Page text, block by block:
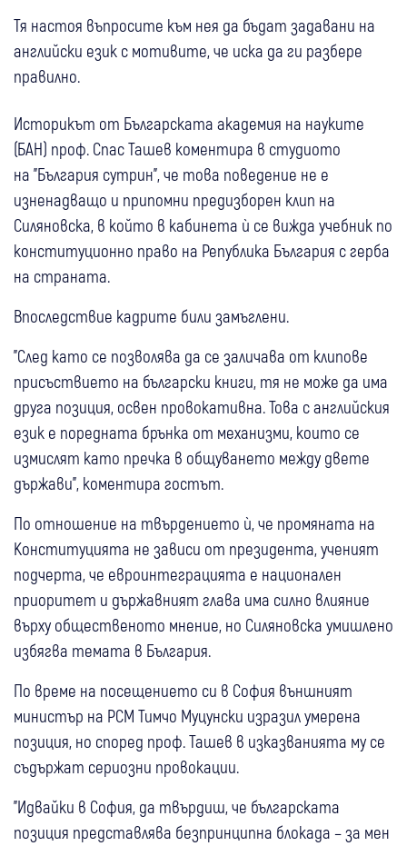
Тя настоя въпросите към нея да бъдат задавани на
английски език с мотивите, че иска да ги разбере
правилно.
Историкът от Българската академия на науките
(БАН) проф. Спас Ташев коментира в студиото
на "България сутрин", че това поведение не е
изненадващо и припомни предизборен клип на
Силяновска, в който в кабинета ѝ се вижда учебник по
конституционно право на Република България с герба
на страната.
Впоследствие кадрите били замъглени.
"След като се позволява да се заличава от клипове
присъствието на български книги, тя не може да има
друга позиция, освен провокативна. Това с английския
език е поредната брънка от механизми, които се
измислят като пречка в общуването между двете
държави", коментира гостът.
По отношение на твърдението ѝ, че промяната на
Конституцията не зависи от президента, ученият
подчерта, че евроинтеграцията е национален
приоритет и държавният глава има силно влияние
върху общественото мнение, но Силяновска умишлено
избягва темата в България.
По време на посещението си в София външният
министър на РСМ Тимчо Муцунски изразил умерена
позиция, но според проф. Ташев в изказванията му се
съдържат сериозни провокации.
"Идвайки в София, да твърдиш, че българската
позиция представлява безпринципна блокада – за мен